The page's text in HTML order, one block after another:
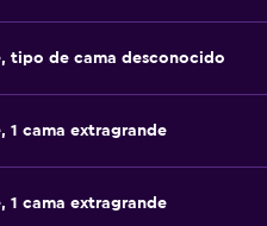
tipo de cama desconocido
1 cama extragrande
1 cama extragrande